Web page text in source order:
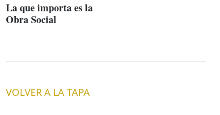
La que importa es la
Obra Social
VOLVER A LA TAPA